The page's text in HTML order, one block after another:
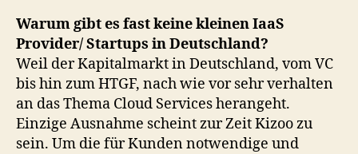
Warum gibt es fast keine kleinen IaaS
Provider/ Startups in Deutschland?
Weil der Kapitalmarkt in Deutschland, vom VC
bis hin zum HTGF, nach wie vor sehr verhalten
an das Thema Cloud Services herangeht.
Einzige Ausnahme scheint zur Zeit Kizoo zu
sein. Um die für Kunden notwendige und